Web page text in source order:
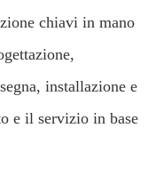
chiavi in mano
installazione e
e il servizio in base